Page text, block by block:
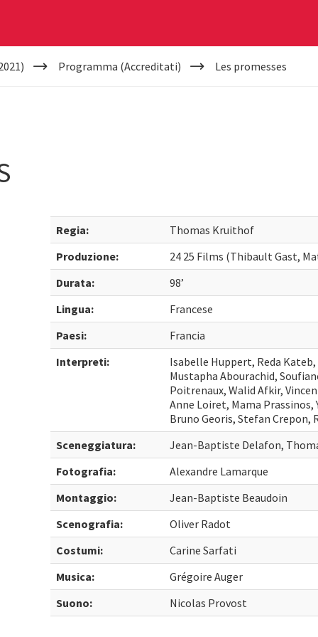
Programma (Accreditati) Les promesses
Regia:
Thomas Kruithof
Produzione:
24 25 Films (Thibault Gast,
Durata:
98’
Lingua:
Francese
Paesi:
Francia
Interpreti:
Isabelle Huppert, Reda
Mustapha Abourachid,
Poitrenaux, Walid Afkir,
Anne Loiret, Mama
Bruno Georis, Stefan Crepon,
Sceneggiatura:
Jean-Baptiste Delafon,
Fotografia:
Alexandre Lamarque
Montaggio:
Jean-Baptiste Beaudoin
Scenografia:
Oliver Radot
Costumi:
Carine Sarfati
Musica:
Grégoire Auger
Suono:
Nicolas Provost